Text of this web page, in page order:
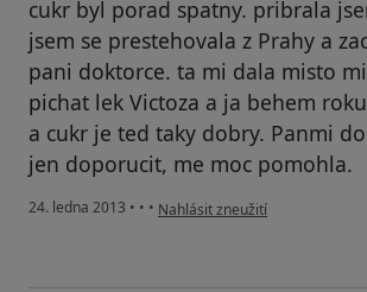
cukr byl porad spatny. pribrala
jsem se prestehovala z Prahy a
pani doktorce. ta mi dala misto
pichat lek Victoza a ja behem
a cukr je ted taky dobry. Panmi
jen doporucit, me moc pomohla.
24. ledna 2013 • • • podle názoru uživatele Váš účet
Nahlásit zneužití